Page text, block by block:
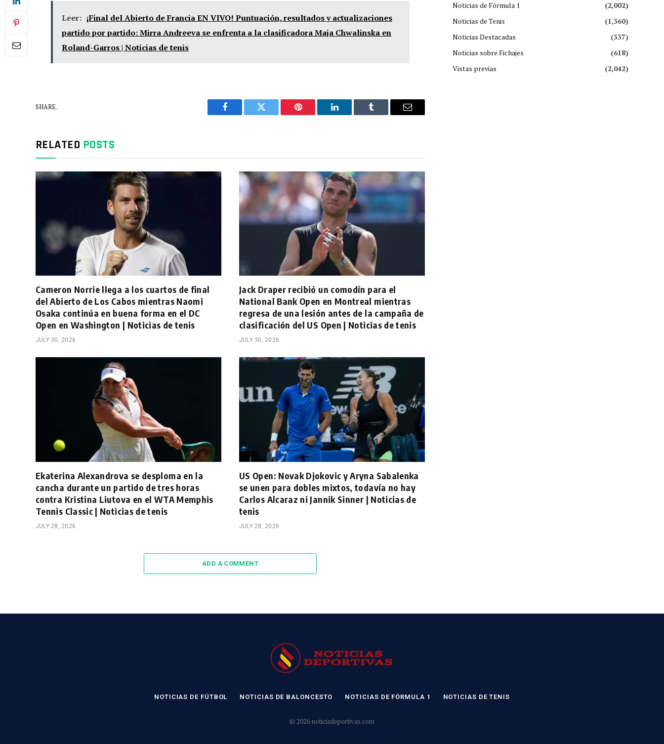
Leer: ¡Final del Abierto de Francia EN VIVO! Puntuación, resultados y actualizaciones
partido por partido: Mirra Andreeva se enfrenta a la clasificadora Maja Chwalinska en
Roland-Garros | Noticias de tenis
SHARE.
Facebook Twitter Pinterest LinkedIn Tumblr Email
RELATED POSTS
Cameron Norrie llega a los cuartos de final
del Abierto de Los Cabos mientras Naomi
Osaka continúa en buena forma en el DC
Open en Washington | Noticias de tenis
JULY 30, 2026
Jack Draper recibió un comodín para el
National Bank Open en Montreal mientras
regresa de una lesión antes de la campaña de
clasificación del US Open | Noticias de tenis
JULY 30, 2026
Ekaterina Alexandrova se desploma en la
cancha durante un partido de tres horas
contra Kristina Liutova en el WTA Memphis
Tennis Classic | Noticias de tenis
JULY 28, 2026
US Open: Novak Djokovic y Aryna Sabalenka
se unen para dobles mixtos, todavía no hay
Carlos Alcaraz ni Jannik Sinner | Noticias de
tenis
JULY 28, 2026
ADD A COMMENT
Noticias de Fórmula 1
(2,002)
Noticias de Tenis
(1,360)
Noticias Destacadas
(337)
Noticias sobre Fichajes
(618)
Vistas previas
(2,042)
NOTICIAS DE FÚTBOL NOTICIAS DE BALONCESTO NOTICIAS DE FÓRMULA 1 NOTICIAS DE TENIS
© 2026 noticiadeportivas.com